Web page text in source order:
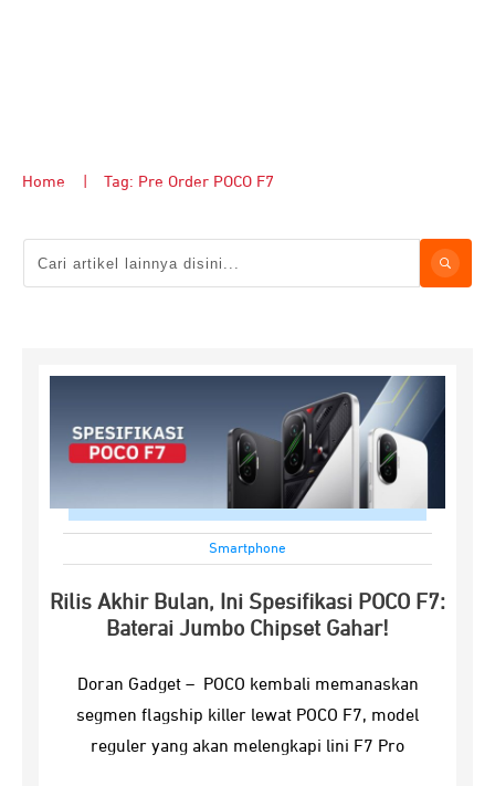
Home Tag: Pre Order POCO F7
Smartphone
Rilis Akhir Bulan, Ini Spesifikasi POCO F7:
Baterai Jumbo Chipset Gahar!
Doran Gadget – POCO kembali memanaskan
segmen flagship killer lewat POCO F7, model
reguler yang akan melengkapi lini F7 Pro